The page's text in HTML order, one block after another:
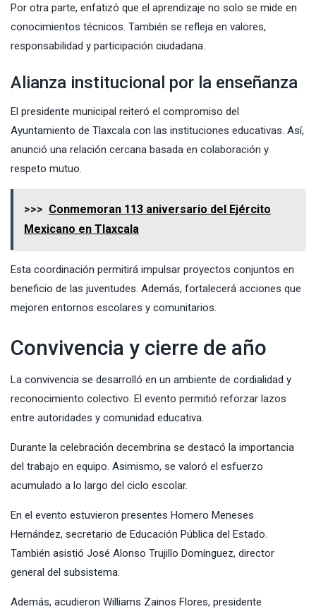
Por otra parte, enfatizó que el aprendizaje no solo se mide en
conocimientos técnicos. También se refleja en valores,
responsabilidad y participación ciudadana.
Alianza institucional por la enseñanza
El presidente municipal reiteró el compromiso del
Ayuntamiento de Tlaxcala con las instituciones educativas. Así,
anunció una relación cercana basada en colaboración y
respeto mutuo.
>>> Conmemoran 113 aniversario del Ejército
Mexicano en Tlaxcala
Esta coordinación permitirá impulsar proyectos conjuntos en
beneficio de las juventudes. Además, fortalecerá acciones que
mejoren entornos escolares y comunitarios.
Convivencia y cierre de año
La convivencia se desarrolló en un ambiente de cordialidad y
reconocimiento colectivo. El evento permitió reforzar lazos
entre autoridades y comunidad educativa.
Durante la celebración decembrina se destacó la importancia
del trabajo en equipo. Asimismo, se valoró el esfuerzo
acumulado a lo largo del ciclo escolar.
En el evento estuvieron presentes Homero Meneses
Hernández, secretario de Educación Pública del Estado.
También asistió José Alonso Trujillo Domínguez, director
general del subsistema.
Además, acudieron Williams Zainos Flores, presidente